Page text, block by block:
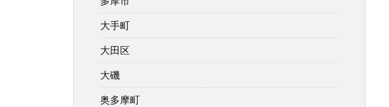
大手町
大田区
大磯
奥多摩町